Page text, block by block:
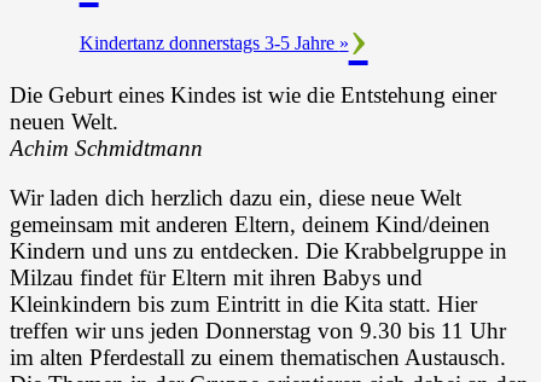
Kindertanz donnerstags 3-5 Jahre »
Die Geburt eines Kindes ist wie die Entstehung einer
neuen Welt.
Achim Schmidtmann
Wir laden dich herzlich dazu ein, diese neue Welt
gemeinsam mit anderen Eltern, deinem Kind/deinen
Kindern und uns zu entdecken. Die Krabbelgruppe in
Milzau findet für Eltern mit ihren Babys und
Kleinkindern bis zum Eintritt in die Kita statt. Hier
treffen wir uns jeden Donnerstag von 9.30 bis 11 Uhr
im alten Pferdestall zu einem thematischen Austausch.